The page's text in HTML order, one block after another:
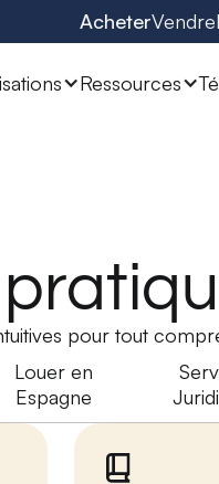
AcheterVendre
Ressources
pour tout
Louer en
Espagne